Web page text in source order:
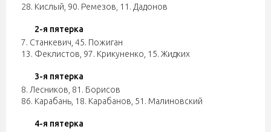
28. Кислый, 90. Ремезов, 11. Дадонов
2-я пятерка
7. Станкевич, 45. Пожиган
13. Феклистов, 97. Крикуненко, 15. Жидких
3-я пятерка
8. Лесников, 81. Борисов
86. Карабань, 18. Карабанов, 51. Малиновский
4-я пятерка